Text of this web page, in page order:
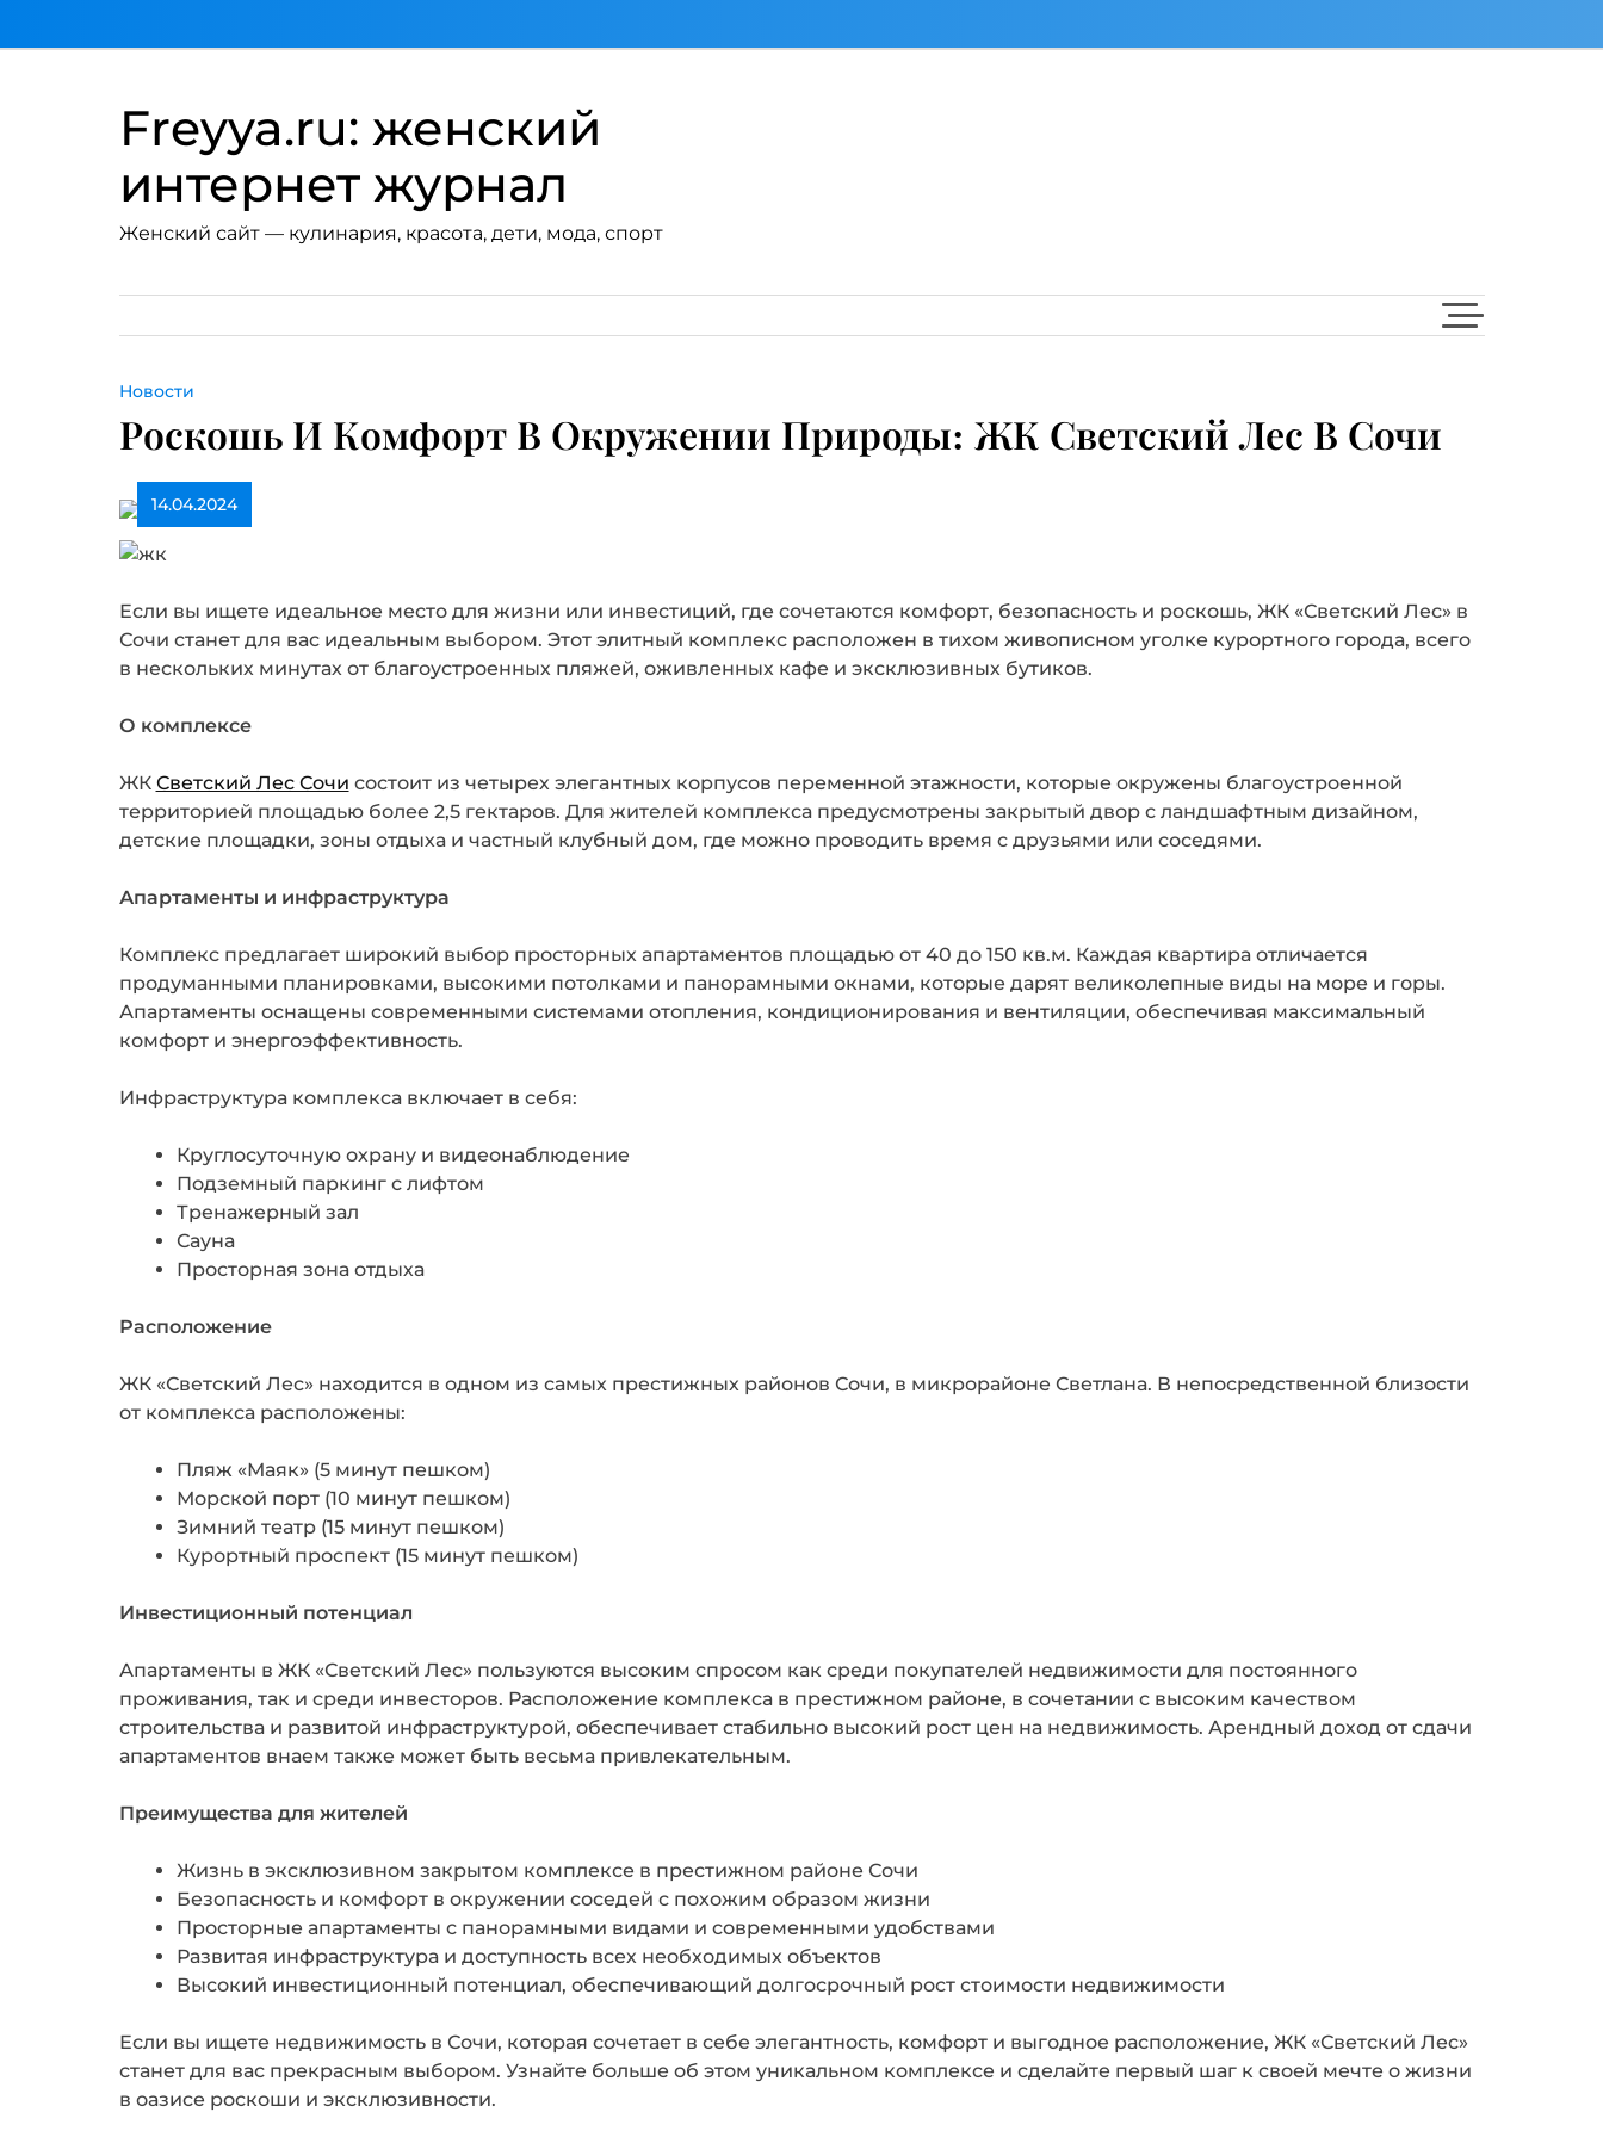
Freyya.ru: женский
интернет журнал
Женский сайт — кулинария, красота, дети, мода, спорт
Новости
Роскошь И Комфорт В Окружении Природы: ЖК Светский Лес В Сочи
14.04.2024
Если вы ищете идеальное место для жизни или инвестиций, где сочетаются комфорт, безопасность и роскошь, ЖК «Светский Лес» в
Сочи станет для вас идеальным выбором. Этот элитный комплекс расположен в тихом живописном уголке курортного города, всего
в нескольких минутах от благоустроенных пляжей, оживленных кафе и эксклюзивных бутиков.
О комплексе
ЖК Светский Лес Сочи состоит из четырех элегантных корпусов переменной этажности, которые окружены благоустроенной
территорией площадью более 2,5 гектаров. Для жителей комплекса предусмотрены закрытый двор с ландшафтным дизайном,
детские площадки, зоны отдыха и частный клубный дом, где можно проводить время с друзьями или соседями.
Апартаменты и инфраструктура
Комплекс предлагает широкий выбор просторных апартаментов площадью от 40 до 150 кв.м. Каждая квартира отличается
продуманными планировками, высокими потолками и панорамными окнами, которые дарят великолепные виды на море и горы.
Апартаменты оснащены современными системами отопления, кондиционирования и вентиляции, обеспечивая максимальный
комфорт и энергоэффективность.
Инфраструктура комплекса включает в себя:
Круглосуточную охрану и видеонаблюдение
Подземный паркинг с лифтом
Тренажерный зал
Сауна
Просторная зона отдыха
Расположение
ЖК «Светский Лес» находится в одном из самых престижных районов Сочи, в микрорайоне Светлана. В непосредственной близости
от комплекса расположены:
Пляж «Маяк» (5 минут пешком)
Морской порт (10 минут пешком)
Зимний театр (15 минут пешком)
Курортный проспект (15 минут пешком)
Инвестиционный потенциал
Апартаменты в ЖК «Светский Лес» пользуются высоким спросом как среди покупателей недвижимости для постоянного
проживания, так и среди инвесторов. Расположение комплекса в престижном районе, в сочетании с высоким качеством
строительства и развитой инфраструктурой, обеспечивает стабильно высокий рост цен на недвижимость. Арендный доход от сдачи
апартаментов внаем также может быть весьма привлекательным.
Преимущества для жителей
Жизнь в эксклюзивном закрытом комплексе в престижном районе Сочи
Безопасность и комфорт в окружении соседей с похожим образом жизни
Просторные апартаменты с панорамными видами и современными удобствами
Развитая инфраструктура и доступность всех необходимых объектов
Высокий инвестиционный потенциал, обеспечивающий долгосрочный рост стоимости недвижимости
Если вы ищете недвижимость в Сочи, которая сочетает в себе элегантность, комфорт и выгодное расположение, ЖК «Светский Лес»
станет для вас прекрасным выбором. Узнайте больше об этом уникальном комплексе и сделайте первый шаг к своей мечте о жизни
в оазисе роскоши и эксклюзивности.